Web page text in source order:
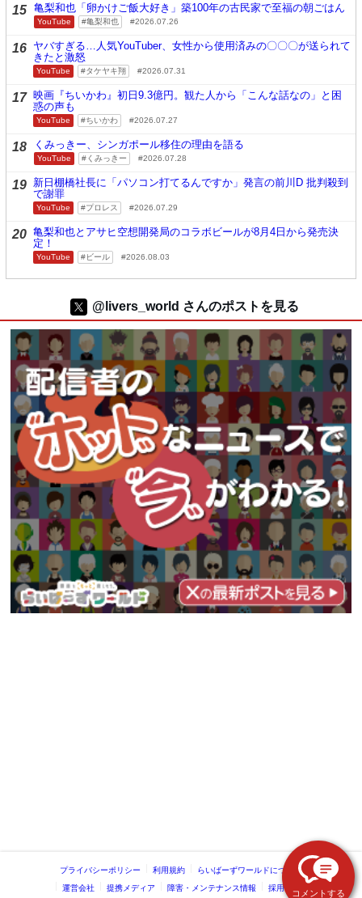
コメントする
15 亀梨和也「卵かけご飯大好き」築100年の古民家で至福の朝ごはん
YouTube 亀梨和也 2026.07.26
16 ヤバすぎる…人気YouTuber、女性から使用済みの〇〇〇が送られて
きたと激怒
YouTube タケヤキ翔 2026.07.31
17 映画『ちいかわ』初日9.3億円。観た人から「こんな話なの」と困
惑の声も
YouTube ちいかわ 2026.07.27
18 くみっきー、シンガポール移住の理由を語る
YouTube くみっきー 2026.07.28
19 新日棚橋社長に「パソコン打てるんですか」発言の前川D 批判殺到
で謝罪
YouTube プロレス 2026.07.29
20 亀梨和也とアサヒ空想開発局のコラボビールが8月4日から発売決
定！
YouTube ビール 2026.08.03
@livers_world さんのポストを見る
プライバシーポリシー 利用規約 らいばーずワールドについて
運営会社 提携メディア 障害・メンテナンス情報 採用情報